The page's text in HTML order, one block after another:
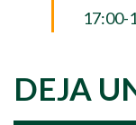
17:00-
DEJA